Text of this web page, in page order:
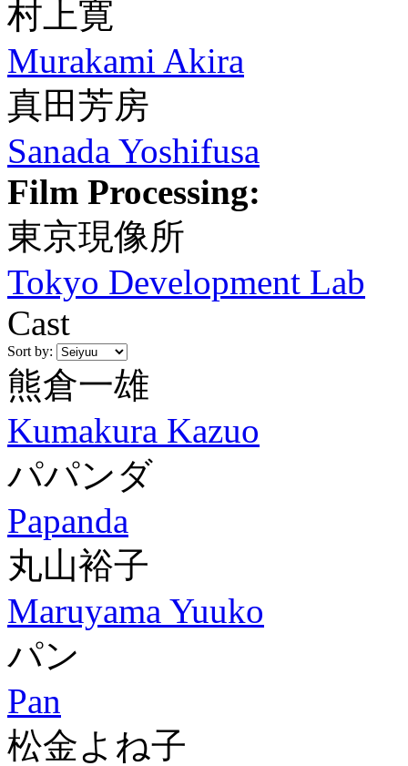
村上寛
Murakami Akira
真田芳房
Sanada Yoshifusa
Film Processing:
東京現像所
Tokyo Development Lab
Cast
Sort by:
熊倉一雄
Kumakura Kazuo
パパンダ
Papanda
丸山裕子
Maruyama Yuuko
パン
Pan
松金よね子